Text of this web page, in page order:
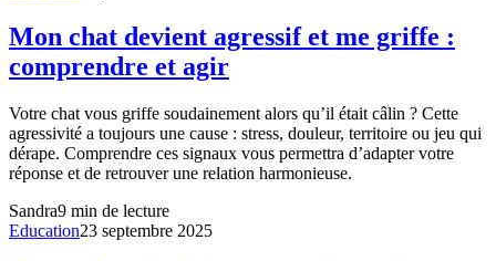
Mon chat devient agressif et me griffe :
comprendre et agir
Votre chat vous griffe soudainement alors qu’il était câlin ? Cette
agressivité a toujours une cause : stress, douleur, territoire ou jeu qui
dérape. Comprendre ces signaux vous permettra d’adapter votre
réponse et de retrouver une relation harmonieuse.
Sandra9 min de lecture
Education23 septembre 2025